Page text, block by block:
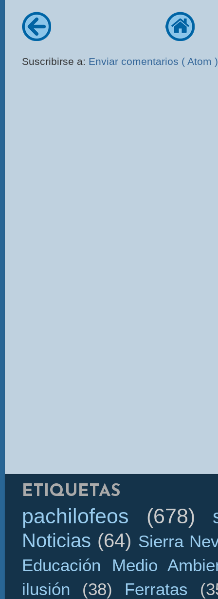
Suscribirse a: Enviar comentarios ( Atom )
ETIQUETAS
pachilofeos (678)
Noticias (64) Sierra
Educación Medio
ilusión
(38) Ferratas